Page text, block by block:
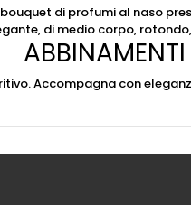
di profumi al naso
di medio corpo,
ABBINAMENTI
Accompagna con